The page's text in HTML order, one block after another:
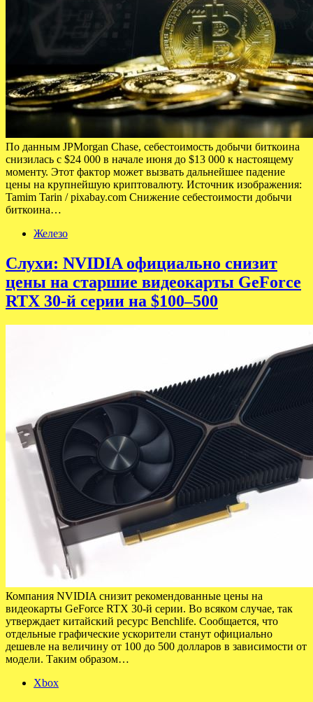
По данным JPMorgan Chase, себестоимость добычи биткоина
снизилась с $24 000 в начале июня до $13 000 к настоящему
моменту. Этот фактор может вызвать дальнейшее падение
цены на крупнейшую криптовалюту. Источник изображения:
Tamim Tarin / pixabay.com Снижение себестоимости добычи
биткоина…
Железо
Слухи: NVIDIA официально снизит
цены на старшие видеокарты GeForce
RTX 30-й серии на $100–500
Компания NVIDIA снизит рекомендованные цены на
видеокарты GeForce RTX 30-й серии. Во всяком случае, так
утверждает китайский ресурс Benchlife. Сообщается, что
отдельные графические ускорители станут официально
дешевле на величину от 100 до 500 долларов в зависимости от
модели. Таким образом…
Xbox